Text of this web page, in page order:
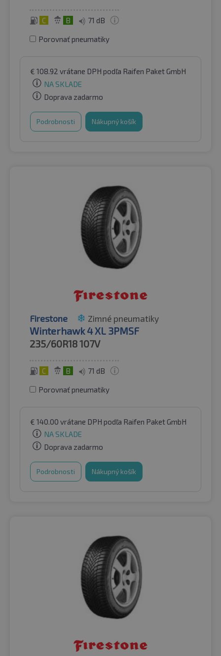
C B 71 dB
Porovnať pneumatiky
€ 108.92 vrátane DPH podľa Raifen Paket GmbH
NA SKLADE
Doprava zadarmo
Podrobnosti Nákupný košík
Firestone Zimné pneumatiky
Winterhawk 4 XL 3PMSF
235/60R18107V
C B 71 dB
Porovnať pneumatiky
€ 140.00 vrátane DPH podľa Raifen Paket GmbH
NA SKLADE
Doprava zadarmo
Podrobnosti Nákupný košík